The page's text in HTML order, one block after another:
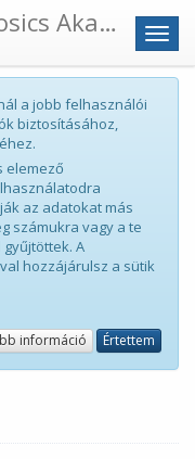
Menü
Szeged-Csanád Grosics Akadémia
a jobb felhasználói
biztosításához,
elemező
az adatokat más
számukra vagy a te
A
hozzájárulsz a sütik
információ Értettem